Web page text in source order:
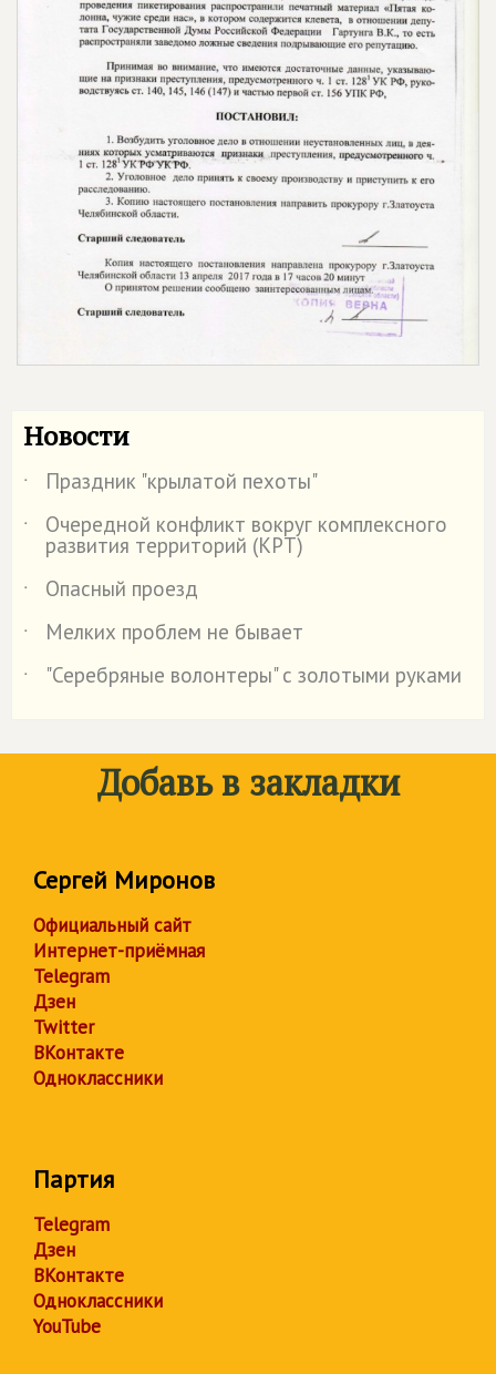
Новости
˙
Праздник "крылатой пехоты"
˙
Очередной конфликт вокруг комплексного
развития территорий (КРТ)
˙
Опасный проезд
˙
Мелких проблем не бывает
˙
"Серебряные волонтеры" с золотыми руками
Добавь в закладки
Сергей Миронов
Официальный сайт
Интернет-приёмная
Telegram
Дзен
Twitter
ВКонтакте
Одноклассники
Партия
Telegram
Дзен
ВКонтакте
Одноклассники
YouTube